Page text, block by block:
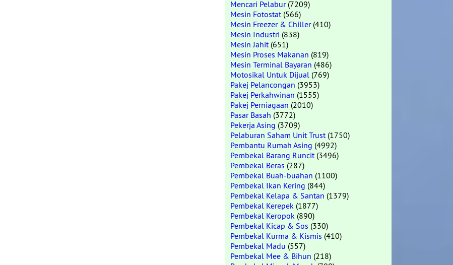
Mencari Pelabur(7209)
Mesin Fotostat(566)
Mesin Freezer & Chiller(410)
Mesin Industri (838)
Mesin Jahit(651)
Mesin Proses Makanan (819)
Mesin Terminal Bayaran (486)
Motosikal Untuk Dijual (769)
Pakej Pelancongan (3953)
Pakej Perkahwinan (1555)
Pakej Perniagaan (2010)
Pasar Basah (3772)
Pekerja Asing (3709)
Pelaburan Saham Unit Trust(1750)
Pembantu Rumah Asing (4992)
Pembekal Barang Runcit(3496)
Pembekal Beras (287)
Pembekal Buah-buahan (1100)
Pembekal Ikan Kering (844)
Pembekal Kelapa & Santan (1379)
Pembekal Kerepek (1877)
Pembekal Keropok (890)
Pembekal Kicap & Sos (330)
Pembekal Kurma & Kismis (410)
Pembekal Madu (557)
Pembekal Mee & Bihun (218)